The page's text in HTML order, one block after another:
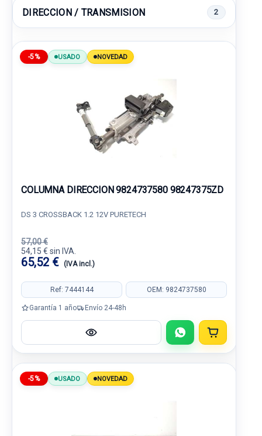
DIRECCION / TRANSMISION 2
-5% USADO NOVEDAD
COLUMNA DIRECCION 9824737580 98247375ZD
DS 3 CROSSBACK 1.2 12V PURETECH
57,00 €
54,15 € sin IVA.
65,52 € (IVA incl.)
Ref: 7444144 OEM: 9824737580
Garantía 1 año Envío 24-48h
-5% USADO NOVEDAD